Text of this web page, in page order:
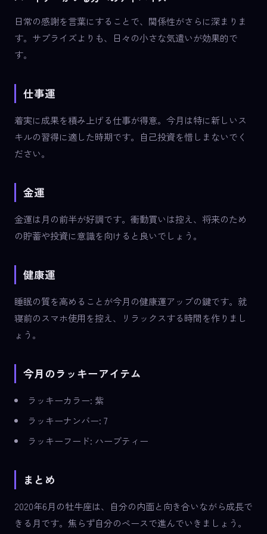
日常の感謝を言葉にすることで、関係性がさらに深まりま
す。サプライズよりも、日々の小さな気遣いが効果的で
す。
仕事運
着実に成果を積み上げる仕事が得意。今月は特に新しいス
キルの習得に適した時期です。自己投資を惜しまないでく
ださい。
金運
金運は月の前半が好調です。衝動買いは控え、将来のため
の貯蓄や投資に意識を向けると良いでしょう。
健康運
睡眠の質を高めることが今月の健康運アップの鍵です。就
寝前のスマホ使用を控え、リラックスする時間を作りまし
ょう。
今月のラッキーアイテム
ラッキーカラー: 紫
ラッキーナンバー: 7
ラッキーフード: ハーブティー
まとめ
2020年6月の牡牛座は、自分の内面と向き合いながら成長で
きる月です。焦らず自分のペースで進んでいきましょう。